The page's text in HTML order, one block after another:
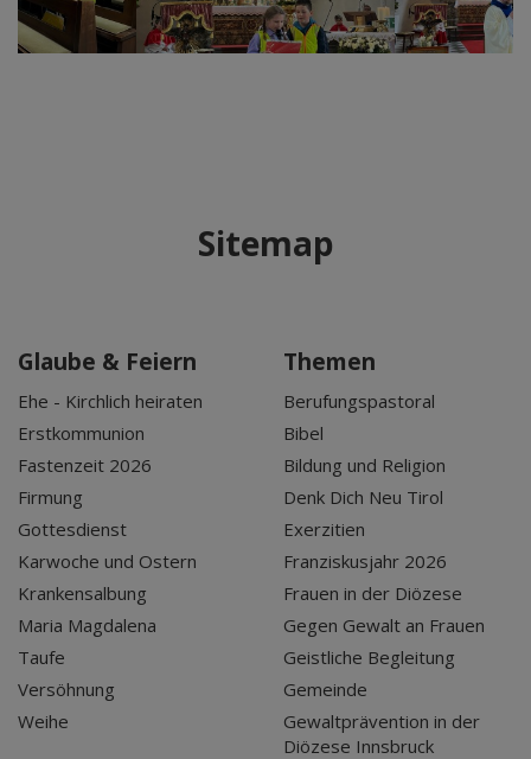
Sitemap
Glaube & Feiern
Ehe - Kirchlich heiraten
Erstkommunion
Fastenzeit 2026
Firmung
Gottesdienst
Karwoche und Ostern
Krankensalbung
Maria Magdalena
Taufe
Versöhnung
Weihe
Themen
Berufungspastoral
Bibel
Bildung und Religion
Denk Dich Neu Tirol
Exerzitien
Franziskusjahr 2026
Frauen in der Diözese
Gegen Gewalt an Frauen
Geistliche Begleitung
Gemeinde
Gewaltprävention in der
Diözese Innsbruck